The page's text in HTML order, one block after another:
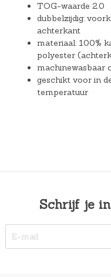
TOG-waarde 2.0
dubbelzijdig:
achterkant
materiaal: 100%
polyester
machinewasbaar
geschikt voor in
temperatuur
Schrijf je